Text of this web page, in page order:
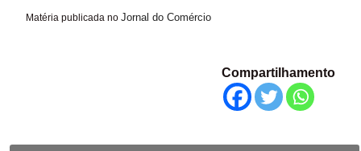
Matéria publicada noJornal do Comércio
Compartilhamento